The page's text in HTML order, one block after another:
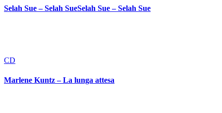
Selah Sue – Selah SueSelah Sue – Selah Sue
CD
Marlene Kuntz – La lunga attesa